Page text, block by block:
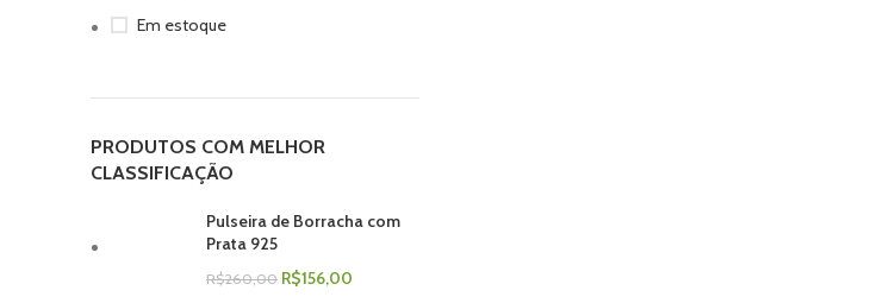
Em estoque
PRODUTOS COM MELHOR
CLASSIFICAÇÃO
Pulseira de Borracha com
Prata 925
R$260,00 R$156,00